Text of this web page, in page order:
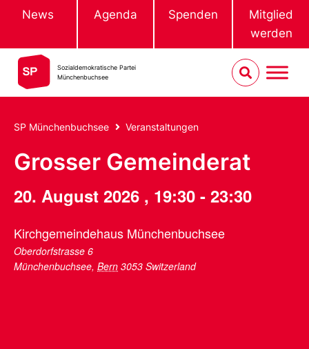
News Agenda Spenden
Mitglied
werden
Sozialdemokratische Partei
Münchenbuchsee
SP Münchenbuchsee Veranstaltungen
Grosser Gemeinderat
20. August 2026 , 19:30 - 23:30
Kirchgemeindehaus Münchenbuchsee
Oberdorfstrasse 6
Münchenbuchsee, Bern 3053 Switzerland